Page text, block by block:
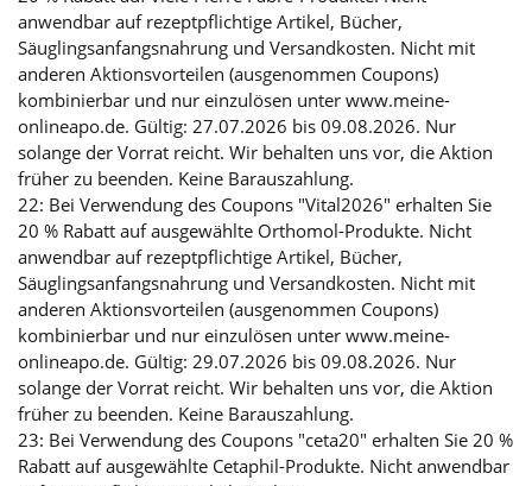
anwendbar auf rezeptpflichtige Artikel, Bücher,
Säuglingsanfangsnahrung und Versandkosten. Nicht mit
anderen Aktionsvorteilen (ausgenommen Coupons)
kombinierbar und nur einzulösen unter www.meine-
onlineapo.de. Gültig: 27.07.2026 bis 09.08.2026. Nur
solange der Vorrat reicht. Wir behalten uns vor, die Aktion
früher zu beenden. Keine Barauszahlung.
22: Bei Verwendung des Coupons "Vital2026" erhalten Sie
20 % Rabatt auf ausgewählte Orthomol-Produkte. Nicht
anwendbar auf rezeptpflichtige Artikel, Bücher,
Säuglingsanfangsnahrung und Versandkosten. Nicht mit
anderen Aktionsvorteilen (ausgenommen Coupons)
kombinierbar und nur einzulösen unter www.meine-
onlineapo.de. Gültig: 29.07.2026 bis 09.08.2026. Nur
solange der Vorrat reicht. Wir behalten uns vor, die Aktion
früher zu beenden. Keine Barauszahlung.
23: Bei Verwendung des Coupons "ceta20" erhalten Sie 20 %
Rabatt auf ausgewählte Cetaphil-Produkte. Nicht anwendbar